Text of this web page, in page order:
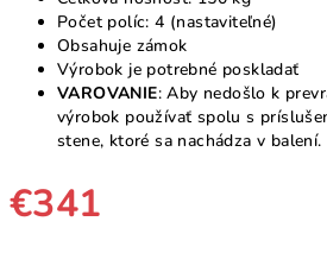
Počet políc: 4 (nastaviteľné)
Obsahuje zámok
Výrobok je potrebné poskladať
VAROVANIE: Aby nedošlo k
výrobok používať spolu s
stene, ktoré sa nachádza v balení.
€341